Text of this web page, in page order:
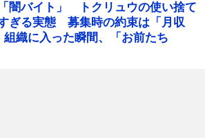
闇バイト」 トクリュウの使い捨て
ぎる実態 募集時の約束は「月収
組織に入った瞬間、「お前たち